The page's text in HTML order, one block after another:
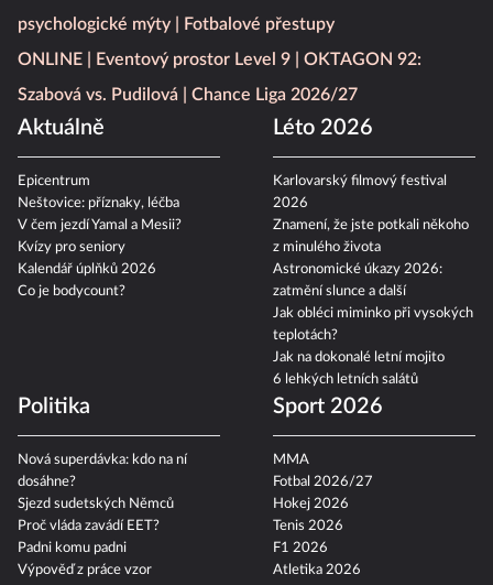
psychologické mýty
Fotbalové přestupy
ONLINE
Eventový prostor Level 9
OKTAGON 92:
Szabová vs. Pudilová
Chance Liga 2026/27
Aktuálně
Epicentrum
Neštovice: příznaky, léčba
V čem jezdí Yamal a Mesii?
Kvízy pro seniory
Kalendář úplňků 2026
Co je bodycount?
Léto 2026
Karlovarský filmový festival
2026
Znamení, že jste potkali někoho
z minulého života
Astronomické úkazy 2026:
zatmění slunce a další
Jak obléci miminko při vysokých
teplotách?
Jak na dokonalé letní mojito
6 lehkých letních salátů
Politika
Nová superdávka: kdo na ní
dosáhne?
Sjezd sudetských Němců
Proč vláda zavádí EET?
Padni komu padni
Výpověď z práce vzor
Sport 2026
MMA
Fotbal 2026/27
Hokej 2026
Tenis 2026
F1 2026
Atletika 2026